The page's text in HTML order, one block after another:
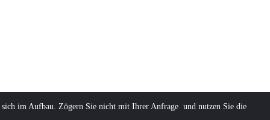
im Aufbau. Zögern Sie nicht mit Ihrer Anfrage und nutzen Sie die